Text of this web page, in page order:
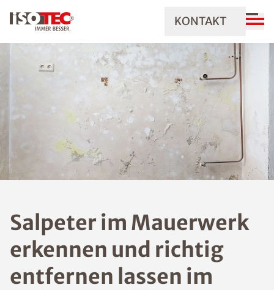
KONTAKT
Salpeter im Mauerwerk
erkennen und richtig
entfernen lassen im